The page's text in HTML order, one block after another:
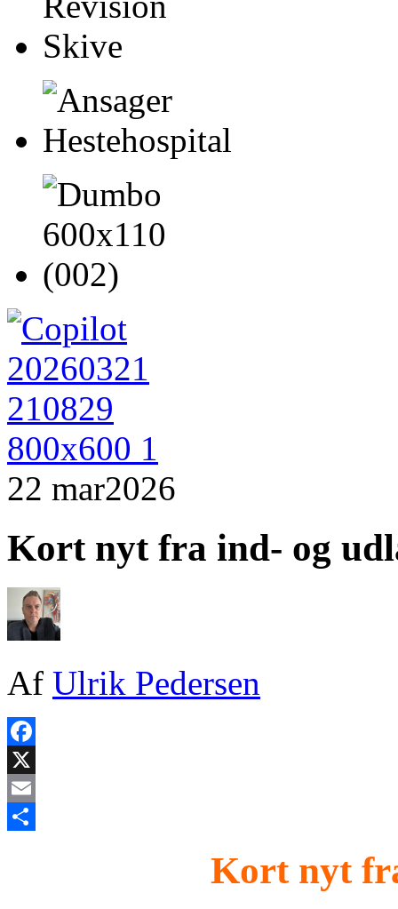
22 mar2026
Kort nyt fra ind- og
Af Ulrik Pedersen
Facebook
X
Email
Kort nyt